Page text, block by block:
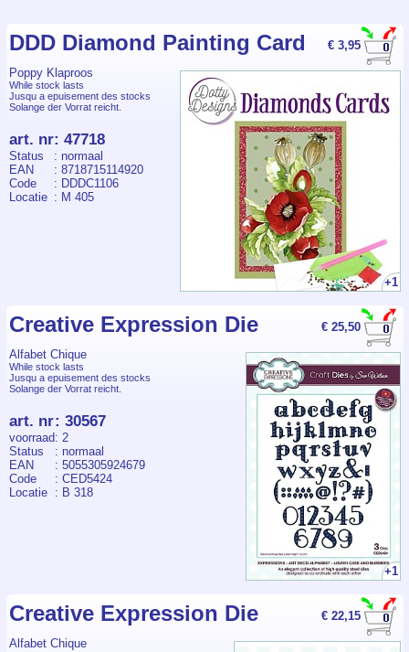
€ 3,95
DDD Diamond Painting Card
Poppy Klaproos
+1
While stock lasts
Jusqu a epuisement des stocks
Solange der Vorrat reicht.
art. nr: 47718
Status
: normaal
EAN
: 8718715114920
Code
: DDDC1106
Locatie : M 405
€ 25,50
Creative Expression Die
Alfabet Chique
+1
While stock lasts
Jusqu a epuisement des stocks
Solange der Vorrat reicht.
art. nr: 30567
voorraad: 2
Status
: normaal
EAN
: 5055305924679
Code
: CED5424
Locatie : B 318
€ 22,15
Creative Expression Die
Alfabet Chique